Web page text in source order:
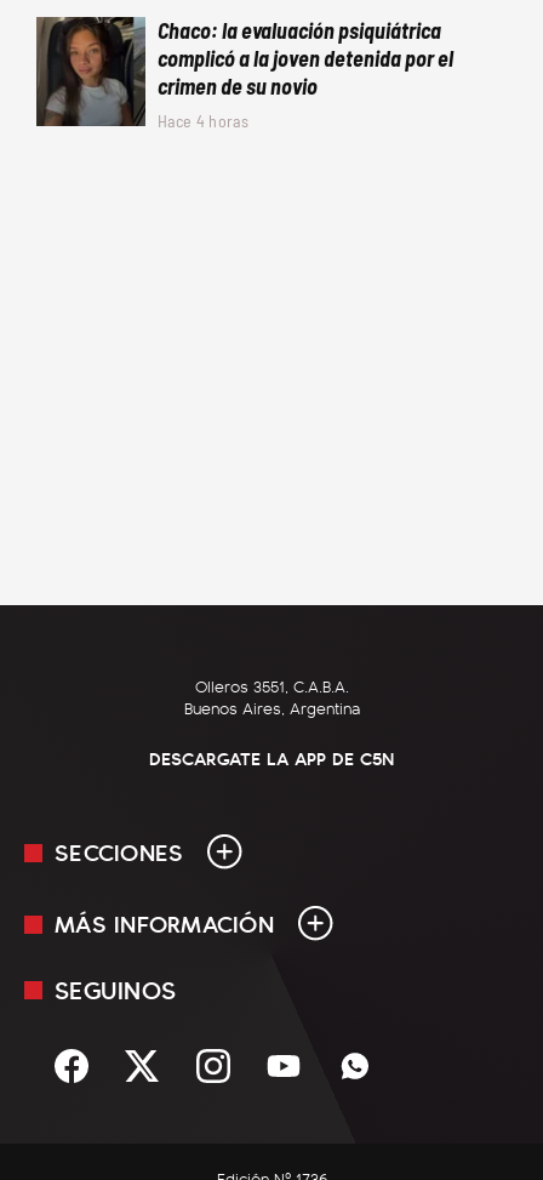
Chaco: la evaluación psiquiátrica
complicó a la joven detenida por el
crimen de su novio
Hace 4 horas
Olleros 3551, C.A.B.A.
Buenos Aires, Argentina
DESCARGATE LA APP DE C5N
SECCIONES
En Vivo
Sociedad
MÁS INFORMACIÓN
Mediakit
Términos y condiciones
SEGUINOS